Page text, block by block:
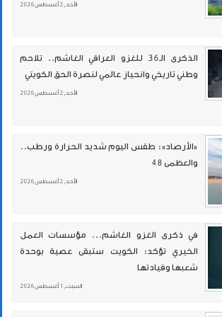
الأحد , 2 أغسطس 2026
الذكرى الـ36 للغزو العراقي الغاشم.. تلاحم
وطني تاريخي وانحياز عالمي لنصرة الحق الكويتي
الأحد , 2 أغسطس 2026
«الأرصاد»: طقس اليوم شديد الحرارة ورطب..
والعظمى 48
الأحد , 2 أغسطس 2026
في ذكرى الغزو الغاشم... مؤسسات العمل
الخيري تؤكد: الكويت ستبقى عصية بوحدة
شعبها وقيادتها
السبت , 1 أغسطس 2026